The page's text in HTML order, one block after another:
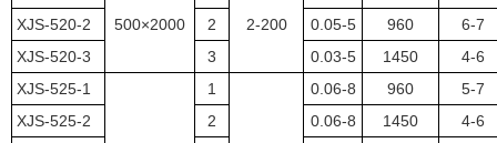
500×2000
2-200
XJS-520-2
2 0.05-5 960
6-7
XJS-520-3
3 0.03-5 1450
4-6
XJS-525-1
1 0.06-8 960
5-7
XJS-525-2
2 0.06-8 1450
4-6